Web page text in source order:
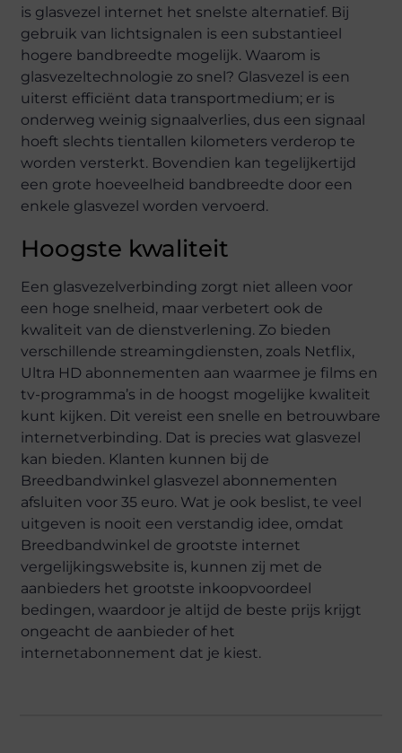
is glasvezel internet het snelste alternatief. Bij
gebruik van lichtsignalen is een substantieel
hogere bandbreedte mogelijk. Waarom is
glasvezeltechnologie zo snel? Glasvezel is een
uiterst efficiënt data transportmedium; er is
onderweg weinig signaalverlies, dus een signaal
hoeft slechts tientallen kilometers verderop te
worden versterkt. Bovendien kan tegelijkertijd
een grote hoeveelheid bandbreedte door een
enkele glasvezel worden vervoerd.
Hoogste kwaliteit
Een glasvezelverbinding zorgt niet alleen voor
een hoge snelheid, maar verbetert ook de
kwaliteit van de dienstverlening. Zo bieden
verschillende streamingdiensten, zoals Netflix,
Ultra HD abonnementen aan waarmee je films en
tv-programma’s in de hoogst mogelijke kwaliteit
kunt kijken. Dit vereist een snelle en betrouwbare
internetverbinding. Dat is precies wat glasvezel
kan bieden. Klanten kunnen bij de
Breedbandwinkel glasvezel abonnementen
afsluiten voor 35 euro. Wat je ook beslist, te veel
uitgeven is nooit een verstandig idee, omdat
Breedbandwinkel de grootste internet
vergelijkingswebsite is, kunnen zij met de
aanbieders het grootste inkoopvoordeel
bedingen, waardoor je altijd de beste prijs krijgt
ongeacht de aanbieder of het
internetabonnement dat je kiest.